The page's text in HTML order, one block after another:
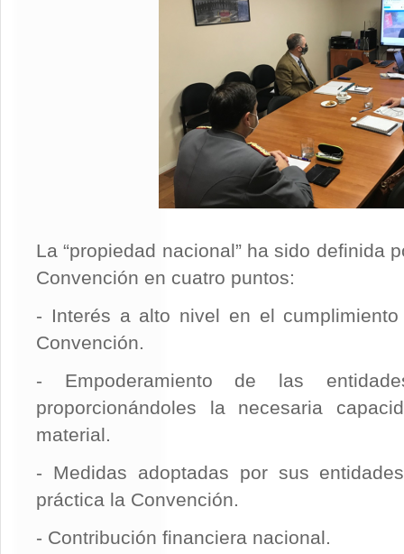
La “propiedad nacional” ha sido definida
Convención en cuatro puntos:
- Interés a alto nivel en el
Convención.
- Empoderamiento de las
proporcionándoles la necesaria
material.
- Medidas adoptadas por sus
práctica la Convención.
- Contribución financiera nacional.